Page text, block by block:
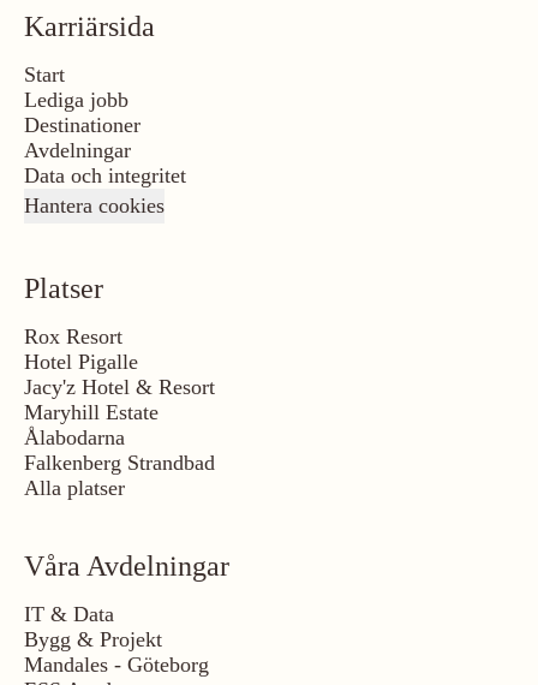
Karriärsida
Start
Lediga jobb
Destinationer
Avdelningar
Data och integritet
Hantera cookies
Platser
Rox Resort
Hotel Pigalle
Jacy'z Hotel & Resort
Maryhill Estate
Ålabodarna
Falkenberg Strandbad
Alla platser
Våra Avdelningar
IT & Data
Bygg & Projekt
Mandales - Göteborg